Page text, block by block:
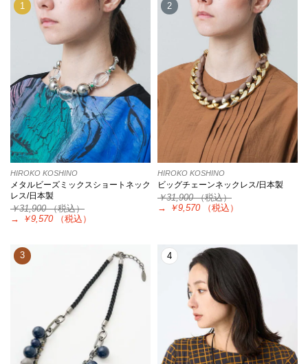
1
HIROKO KOSHINO
メタルビーズミックスショートネック
レス/日本製
￥31,900（税込）
→
￥9,570 （税込）
2
HIROKO KOSHINO
ビッグチェーンネックレス/日本製
￥31,900（税込）
→
￥9,570 （税込）
3 4